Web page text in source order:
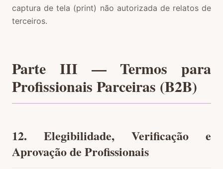
captura de tela (print) não autorizada de relatos de
terceiros.
Parte III — Termos para
Profissionais Parceiras (B2B)
12. Elegibilidade, Verificação e
Aprovação de Profissionais